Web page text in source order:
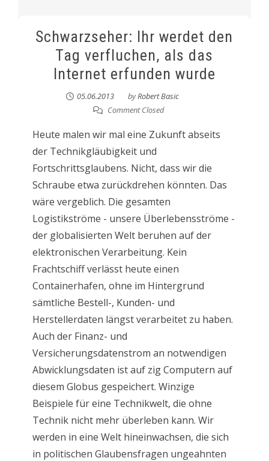
Schwarzseher: Ihr werdet den
Tag verfluchen, als das
Internet erfunden wurde
05.06.2013 byRobert Basic
Comment Closed
Heute malen wir mal eine Zukunft abseits
der Technikgläubigkeit und
Fortschrittsglaubens. Nicht, dass wir die
Schraube etwa zurückdrehen könnten. Das
wäre vergeblich. Die gesamten
Logistikströme - unsere Überlebensströme -
der globalisierten Welt beruhen auf der
elektronischen Verarbeitung. Kein
Frachtschiff verlässt heute einen
Containerhafen, ohne im Hintergrund
sämtliche Bestell-, Kunden- und
Herstellerdaten längst verarbeitet zu haben.
Auch der Finanz- und
Versicherungsdatenstrom an notwendigen
Abwicklungsdaten ist auf zig Computern auf
diesem Globus gespeichert. Winzige
Beispiele für eine Technikwelt, die ohne
Technik nicht mehr überleben kann. Wir
werden in eine Welt hineinwachsen, die sich
in politischen Glaubensfragen ungeahnten